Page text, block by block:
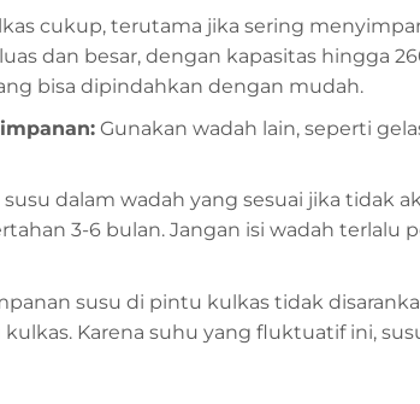
cukup, terutama jika sering
dan besar, dengan kapasitas hingga
bisa dipindahkan dengan mudah.
Gunakan wadah lain, seperti
dalam wadah yang sesuai jika tidak
3-6 bulan. Jangan isi wadah terlalu
susu di pintu kulkas tidak
Karena suhu yang fluktuatif ini,